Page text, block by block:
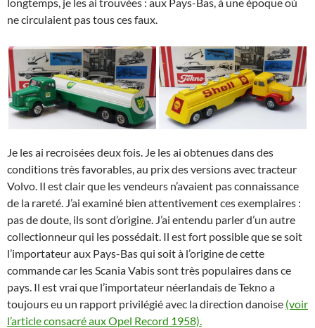
ne circulaient pas tous ces faux.
Je les ai recroisées deux fois. Je les ai obtenues dans des
conditions très favorables, au prix des versions avec tracteur
Volvo. Il est clair que les vendeurs n’avaient pas connaissance
de la rareté. J’ai examiné bien attentivement ces exemplaires :
pas de doute, ils sont d’origine. J’ai entendu parler d’un autre
collectionneur qui les possédait. Il est fort possible que se soit
l’importateur aux Pays-Bas qui soit à l’origine de cette
commande car les Scania Vabis sont très populaires dans ce
pays. Il est vrai que l’importateur néerlandais de Tekno a
toujours eu un rapport privilégié avec la direction danoise (voir
l’article consacré aux Opel Record 1958).